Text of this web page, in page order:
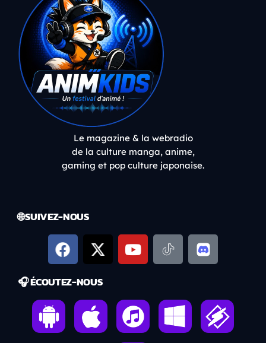
Le magazine & la webradio
de la culture manga, anime,
gaming et pop culture japonaise.
🌐 SUIVEZ-NOUS
🎧 ÉCOUTEZ-NOUS